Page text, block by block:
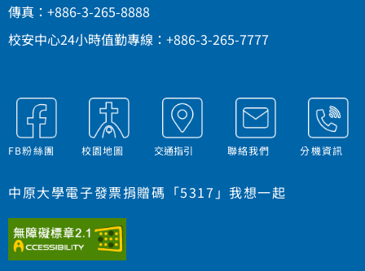
傳真：+886-3-265-8888
校安中心24小時值勤專線：+886-3-265-7777
FB粉絲團 校園地圖 交通指引 聯絡我們 分機資訊
中原大學電子發票捐贈碼「5317」我想一起